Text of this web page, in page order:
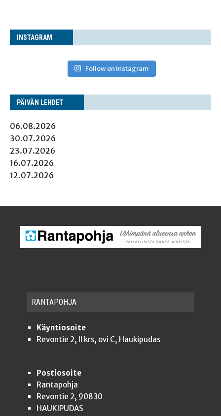
INS­TA­GRAM
Follow on Instagram
PÄI­VÄN LEHDET
06.08.2026
30.07.2026
23.07.2026
16.07.2026
12.07.2026
RAN­TA­POH­JA
Käyntiosoite
Revontie 2, II krs, ovi C, Haukipudas
Postiosoite
Rantapohja
Revontie 2, 90830
HAUKIPUDAS